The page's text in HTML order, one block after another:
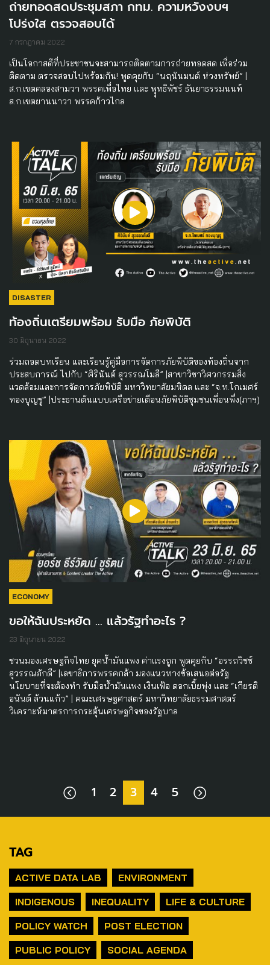
ถ่ายทอดสดประชุมสภา กทม. ความหวังงบฯ
โปร่งใส ตรวจสอบได้
7 กรกฎาคม 2022
เป็นโอกาสดีที่ประชาชนจะสามารถติดตามการถ่ายทอดสด เพื่อร่วม
ติดตาม ตรวจสอบไปพร้อมกัน! พูดคุยกับ “นฤนันมนต์ ห่วงทรัพย์” |
ส.ก.เขตคลองสามวา พรรคเพื่อไทย และ พุุทธิพัชร์ ธันยาธรรมนนท์
ส.ก.เขตยานนาวา พรรคก้าวไกล
DISASTER
ท้องถิ่นเตรียมพร้อม รับมือ ภัยพิบัติ
30 มิถุนายน 2022
ร่วมถอดบทเรียน และเรียนรู้คู่มือการจัดการภัยพิบัติของท้องถิ่นจาก
ประสบการณ์ ไปกับ “ศิรินันต์ สุวรรณโมลี” |สาขาวิชาวิศวกรรมสิ่ง
แวดล้อมและการจัดการภัยพิบัติ มหาวิทยาลัยมหิดล และ “จ.ท.โกเมศร์
ทองบุญชู” |ประธานต้นแบบเครือข่ายเตือนภัยพิบัติชุมชนเพื่อนพึ่ง(ภาฯ)
ECONOMY
ขอให้ฉันประหยัด … แล้วรัฐทำอะไร ?
23 มิถุนายน 2022
ชวนมองเศรษฐกิจไทย ยุคน้ำมันแพง ค่าแรงถูก พูดคุยกับ “อรรถวิชช์
สุวรรณภักดี” |เลขาธิการพรรคกล้า มองแนวทางข้อเสนอต่อรัฐ
นโยบายที่จะต้องทำ รับมือน้ำมันแพง เงินเฟ้อ ดอกเบี้ยพุ่ง และ “เกียรติ
อนันต์ ล้วนแก้ว” | คณะเศรษฐศาสตร์ มหาวิทยาลัยธรรมศาสตร์
วิเคราะห์มาตรการกระตุ้นเศรษฐกิจของรัฐบาล
1 2 3 4 5
TAG
ACTIVE DATA LAB
ENVIRONMENT
INDIGENOUS
INEQUALITY
LIFE & CULTURE
POLICY WATCH
POST ELECTION
PUBLIC POLICY
SOCIAL AGENDA